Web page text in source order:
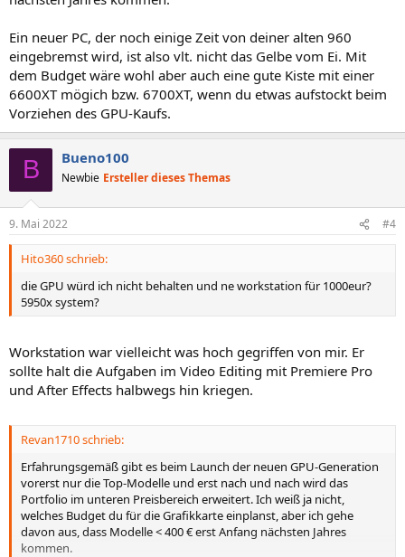
Ein neuer PC, der noch einige Zeit von deiner alten 960
eingebremst wird, ist also vlt. nicht das Gelbe vom Ei. Mit
dem Budget wäre wohl aber auch eine gute Kiste mit einer
6600XT mögich bzw. 6700XT, wenn du etwas aufstockt beim
Vorziehen des GPU-Kaufs.
B Bueno100
Newbie Ersteller dieses Themas
9. Mai 2022 #4
Hito360 schrieb:
die GPU würd ich nicht behalten und ne workstation für 1000eur?
5950x system?
Workstation war vielleicht was hoch gegriffen von mir. Er
sollte halt die Aufgaben im Video Editing mit Premiere Pro
und After Effects halbwegs hin kriegen.
Revan1710 schrieb:
Erfahrungsgemäß gibt es beim Launch der neuen GPU-Generation
vorerst nur die Top-Modelle und erst nach und nach wird das
Portfolio im unteren Preisbereich erweitert. Ich weiß ja nicht,
welches Budget du für die Grafikkarte einplanst, aber ich gehe
davon aus, dass Modelle < 400 € erst Anfang nächsten Jahres
kommen.